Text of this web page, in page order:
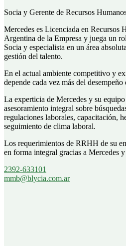
Socia y Gerente de Recursos
Mercedes es Licenciada en Recursos
Argentina de la Empresa y juega un
Socia y especialista en un área
gestión del talento.
En el actual ambiente competitivo y
depende cada vez más del
La experticia de Mercedes y su
asesoramiento integral sobre
regulaciones laborales, capacitación,
seguimiento de clima laboral.
Los requerimientos de RRHH de su
en forma integral gracias a Mercedes
2392-633101
mmb@blycia.com.ar